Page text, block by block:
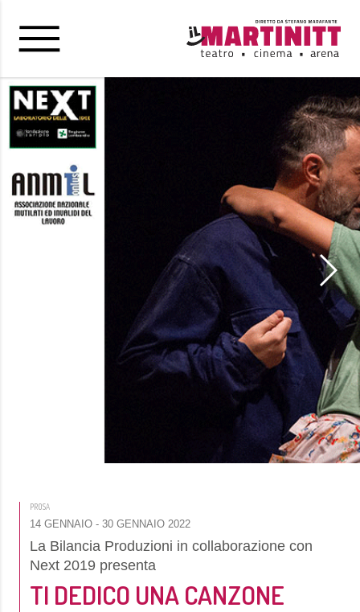
PROSA
14 GENNAIO - 30 GENNAIO 2022
La Bilancia Produzioni in collaborazione con
Next 2019 presenta
TI DEDICO UNA CANZONE